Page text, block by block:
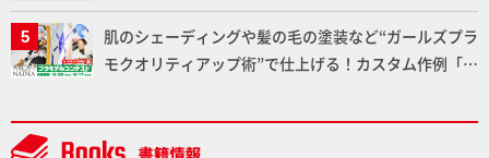
Prime Videoで国内独占配信
肌のシェーディングや髪の毛の塗装など“ガールズプラ
モクオリティアップ術”で仕上げる！カスタム作例「白
デルコンテスト」～8月17日（月）11:59まで応募受付
中】